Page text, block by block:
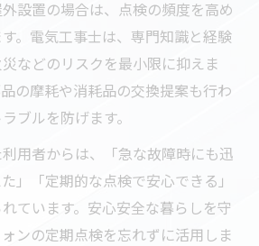
設置の場合は、点検の頻度を高め
。電気工事士は、専門知識と経験
などのリスクを最小限に抑えま
の摩耗や消耗品の交換提案も行わ
ブルを防げます。
用者からは、「急な故障時にも迅
」「定期的な点検で安心できる」
ています。安心安全な暮らしを守
ンの定期点検を忘れずに活用しま